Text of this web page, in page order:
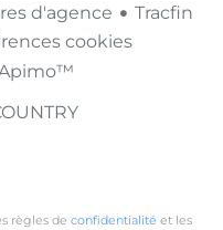
d'agence
Tracfin
cookies
règles de confidentialité et les